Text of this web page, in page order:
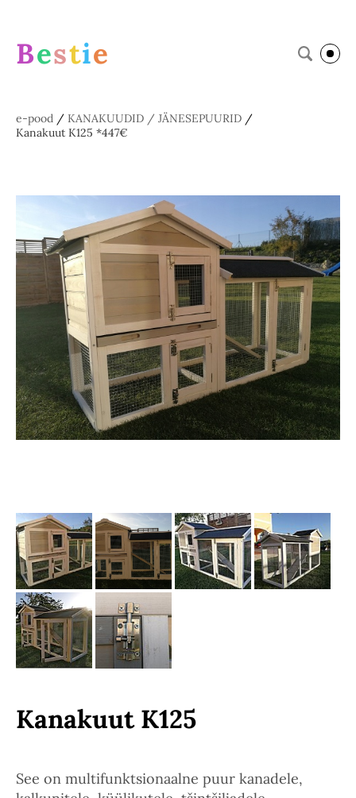
Bestie
e-pood / KANAKUUDID / JÄNESEPUURID /
Kanakuut K125 *447€
Kanakuut K125
See on multifunktsionaalne puur kanadele,